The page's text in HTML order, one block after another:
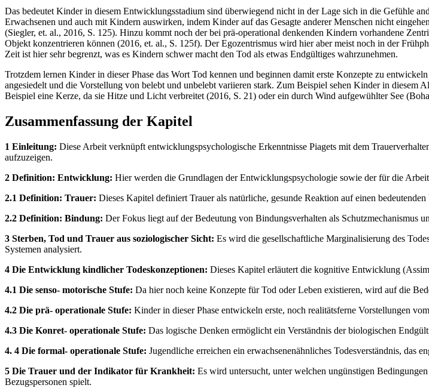
Das bedeutet Kinder in diesem Entwicklungsstadium sind überwiegend nicht in der Lage sich in die Gefühle
Erwachsenen und auch mit Kindern auswirken, indem Kinder auf das Gesagte anderer Menschen nicht
(Siegler, et. al., 2016, S. 125). Hinzu kommt noch der bei prä-operational denkenden Kindern vorhandene
Objekt konzentrieren können (2016, et. al., S. 125f). Der Egozentrismus wird hier aber meist noch in der
Zeit ist hier sehr begrenzt, was es Kindern schwer macht den Tod als etwas Endgültiges wahrzunehmen.
Trotzdem lernen Kinder in dieser Phase das Wort Tod kennen und beginnen damit erste Konzepte zu
angesiedelt und die Vorstellung von belebt und unbelebt variieren stark. Zum Beispiel sehen Kinder in
Beispiel eine Kerze, da sie Hitze und Licht verbreitet (2016, S. 21) oder ein durch Wind aufgewühlter See
Zusammenfassung der Kapitel
1 Einleitung: Diese Arbeit verknüpft entwicklungspsychologische Erkenntnisse Piagets mit dem
aufzuzeigen.
2 Definition: Entwicklung: Hier werden die Grundlagen der Entwicklungspsychologie sowie der für die
2.1 Definition: Trauer: Dieses Kapitel definiert Trauer als natürliche, gesunde Reaktion auf einen
2.2 Definition: Bindung: Der Fokus liegt auf der Bedeutung von Bindungsverhalten als Schutzmechanismus
3 Sterben, Tod und Trauer aus soziologischer Sicht: Es wird die gesellschaftliche Marginalisierung des
Systemen analysiert.
4 Die Entwicklung kindlicher Todeskonzeptionen: Dieses Kapitel erläutert die kognitive Entwicklung
4.1 Die senso- motorische Stufe: Da hier noch keine Konzepte für Tod oder Leben existieren, wird auf die
4.2 Die prä- operationale Stufe: Kinder in dieser Phase entwickeln erste, noch realitätsferne Vorstellungen
4.3 Die Konret- operationale Stufe: Das logische Denken ermöglicht ein Verständnis der biologischen
4. 4 Die formal- operationale Stufe: Jugendliche erreichen ein erwachsenenähnliches Todesverständnis, das
5 Die Trauer und der Indikator für Krankheit: Es wird untersucht, unter welchen ungünstigen
Bezugspersonen spielt.